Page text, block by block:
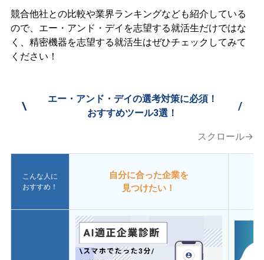
競合他社との比較や業界ランキングなども紹介している
ので、エー・アンド・デイを志望する就活生だけではな
く、精密機器を志望する就活生はぜひチェックしてみて
ください！
\
エー・アンド・デイの選考対策に必須！
おすすめツール3選！
/
スクロール→
こんな人に
おすすめ！
自分に合った企業を
見つけたい！